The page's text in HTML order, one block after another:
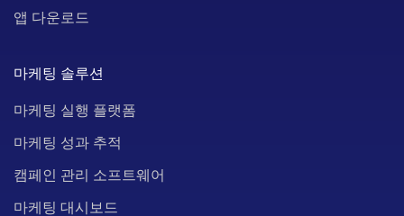
앱 다운로드
마케팅 솔루션
마케팅 실행 플랫폼
마케팅 성과 추적
캠페인 관리 소프트웨어
마케팅 대시보드